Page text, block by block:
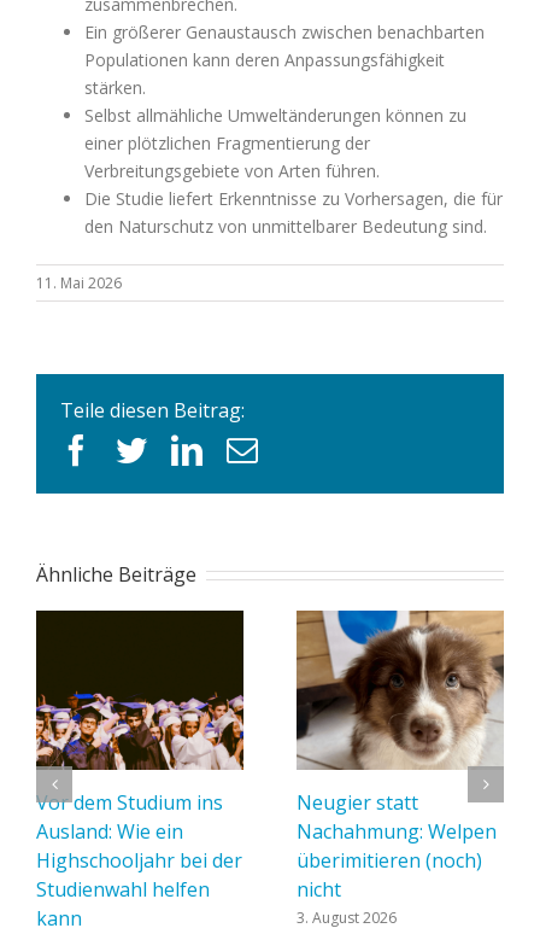
Ein größerer Genaustausch zwischen benachbarten
Populationen kann deren Anpassungsfähigkeit
stärken.
Selbst allmähliche Umweltänderungen können zu
einer plötzlichen Fragmentierung der
Verbreitungsgebiete von Arten führen.
Die Studie liefert Erkenntnisse zu Vorhersagen, die für
den Naturschutz von unmittelbarer Bedeutung sind.
11. Mai 2026
Teile diesen Beitrag:
facebook
twitterlinkedin
E-
Ähnliche Beiträge
Vor dem Studium ins
Ausland: Wie ein
Highschooljahr bei der
Studienwahl helfen
kann
Neugier statt
Nachahmung: Welpen
überimitieren (noch)
nicht
3. August 2026